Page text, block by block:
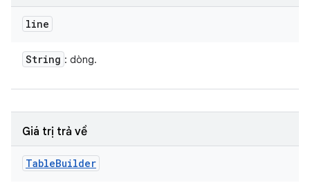
line
String : dòng.
Giá trị trả về
TableBuilder